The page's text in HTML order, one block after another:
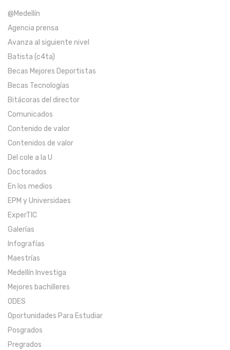
@Medellín
Agencia prensa
Avanza al siguiente nivel
Batista (c4ta)
Becas Mejores Deportistas
Becas Tecnologías
Bitácoras del director
Comunicados
Contenido de valor
Contenidos de valor
Del cole a la U
Doctorados
En los medios
EPM y Universidaes
ExperTIC
Galerías
Infografías
Maestrías
Medellín Investiga
Mejores bachilleres
ODES
Oportunidades Para Estudiar
Posgrados
Pregrados